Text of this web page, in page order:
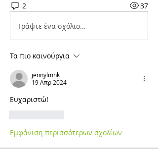
2 37
Γράψτε ένα σχόλιο...
Τα πιο καινούργια
jennylmnk
19 Απρ 2024
Ευχαριστώ!
Εμφάνιση περισσότερων σχολίων